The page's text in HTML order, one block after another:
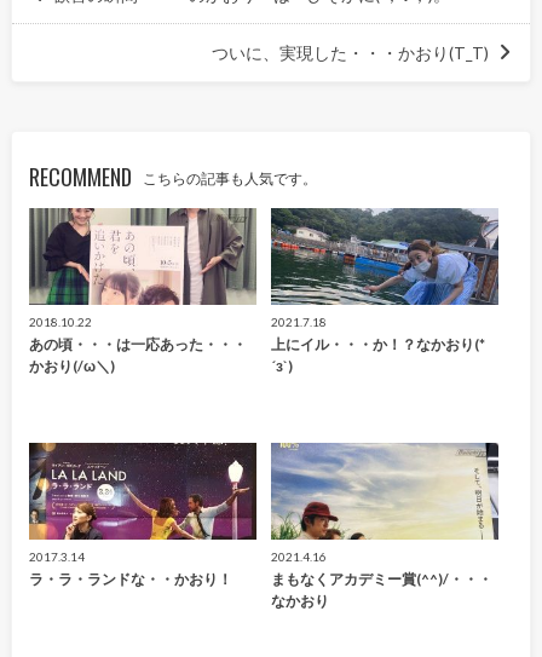
ついに、実現した・・・かおり(T_T)
RECOMMEND こちらの記事も人気です。
2018.10.22
あの頃・・・は一応あった・・・
かおり(/ω＼)
2021.7.18
上にイル・・・か！？なかおり(*
´з`)
2017.3.14
ラ・ラ・ランドな・・かおり！
2021.4.16
まもなくアカデミー賞(^^)/・・・
なかおり